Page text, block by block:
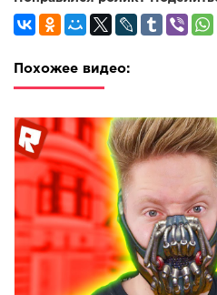
Похожее видео: